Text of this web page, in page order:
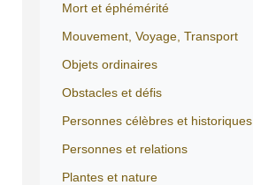
Mort et éphémérité
Mouvement, Voyage, Transport
Objets ordinaires
Obstacles et défis
Personnes célèbres et historiques
Personnes et relations
Plantes et nature